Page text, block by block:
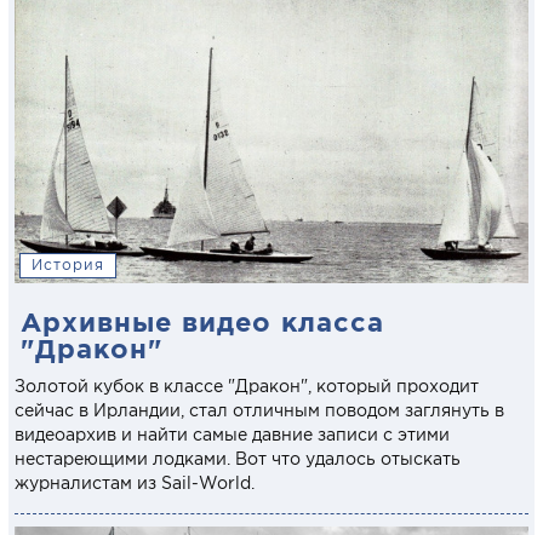
История
Архивные видео класса
"Дракон"
Золотой кубок в классе "Дракон", который проходит
сейчас в Ирландии, стал отличным поводом заглянуть в
видеоархив и найти самые давние записи с этими
нестареющими лодками. Вот что удалось отыскать
журналистам из Sail-World.